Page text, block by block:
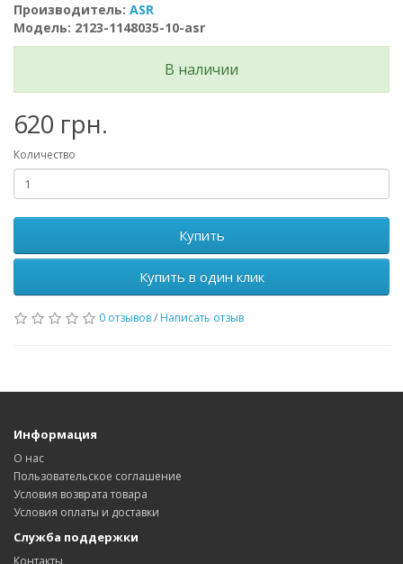
Производитель: ASR
Модель: 2123-1148035-10-asr
В наличии
620 грн.
Количество
Купить
Купить в один клик
0 отзывов/ Написать отзыв
Информация
О нас
Пользовательское соглашение
Условия возврата товара
Условия оплаты и доставки
Служба поддержки
Контакты